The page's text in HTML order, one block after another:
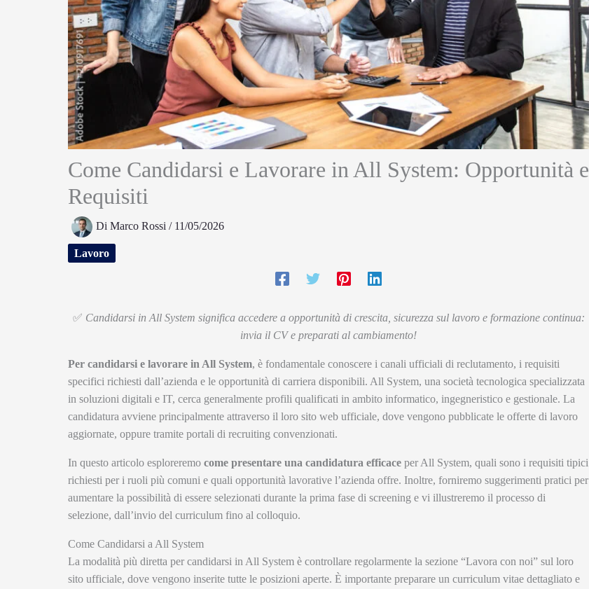
Come Candidarsi e Lavorare in All System: Opportunità e
Requisiti
Di Marco Rossi / 11/05/2026
Lavoro
✅ Candidarsi in All System significa accedere a opportunità di crescita, sicurezza sul lavoro e formazione continua:
invia il CV e preparati al cambiamento!
Per candidarsi e lavorare in All System, è fondamentale conoscere i canali ufficiali di reclutamento, i requisiti
specifici richiesti dall’azienda e le opportunità di carriera disponibili. All System, una società tecnologica specializzata
in soluzioni digitali e IT, cerca generalmente profili qualificati in ambito informatico, ingegneristico e gestionale. La
candidatura avviene principalmente attraverso il loro sito web ufficiale, dove vengono pubblicate le offerte di lavoro
aggiornate, oppure tramite portali di recruiting convenzionati.
In questo articolo esploreremo come presentare una candidatura efficace per All System, quali sono i requisiti tipici
richiesti per i ruoli più comuni e quali opportunità lavorative l’azienda offre. Inoltre, forniremo suggerimenti pratici per
aumentare la possibilità di essere selezionati durante la prima fase di screening e vi illustreremo il processo di
selezione, dall’invio del curriculum fino al colloquio.
Come Candidarsi a All System
La modalità più diretta per candidarsi in All System è controllare regolarmente la sezione “Lavora con noi” sul loro
sito ufficiale, dove vengono inserite tutte le posizioni aperte. È importante preparare un curriculum vitae dettagliato e